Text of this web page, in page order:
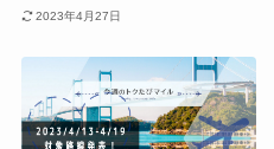
2023年4月27日